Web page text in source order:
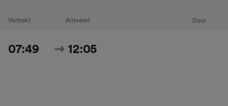
Vertrekt Arriveert Duur
07:49 12:05